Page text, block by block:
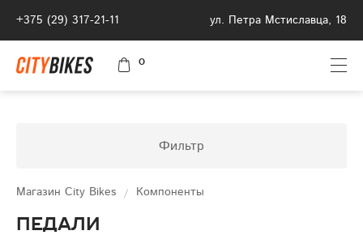
+375 (29) 317-21-11 ул. Петра Мстиславца, 18
0
Фильтр
Магазин City Bikes Компоненты
Педали